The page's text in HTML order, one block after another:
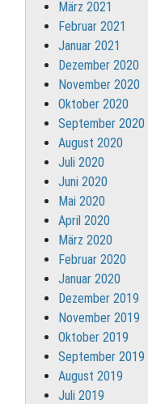
März 2021
Februar 2021
Januar 2021
Dezember 2020
November 2020
Oktober 2020
September 2020
August 2020
Juli 2020
Juni 2020
Mai 2020
April 2020
März 2020
Februar 2020
Januar 2020
Dezember 2019
November 2019
Oktober 2019
September 2019
August 2019
Juli 2019